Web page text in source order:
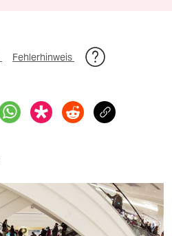
Fehlerhinweis